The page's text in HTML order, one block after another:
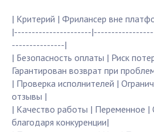
| Критерий | Фрилансер вне
|----------------------
---------------|
| Безопасность оплаты | Риск
Гарантирован возврат при
| Проверка исполнителей |
отзывы |
| Качество работы | Переменное
благодаря конкуренции|